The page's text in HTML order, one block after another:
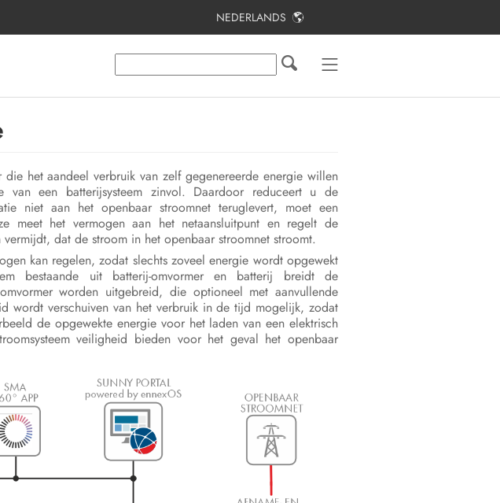
NEDERLANDS
het aandeel verbruik van zelf gegenereerde energie willen
van een batterijsysteem zinvol. Daardoor reduceert u de
niet aan het openbaar stroomnet teruglevert, moet een
meet het vermogen aan het netaansluitpunt en regelt de
dat de stroom in het openbaar stroomnet stroomt.
kan regelen, zodat slechts zoveel energie wordt opgewekt
bestaande uit batterij-omvormer en batterij breidt de
worden uitgebreid, die optioneel met aanvullende
wordt verschuiven van het verbruik in de tijd mogelijk, zodat
de opgewekte energie voor het laden van een elektrisch
veiligheid bieden voor het geval het openbaar
Inhoudsopgave
Oplossing 2: eigenverbruik met
energieopslag en nulteruglevering
Oplossing 3: naderhand uitvoeren
met energieopslag voor
eigenverbruik met nulteruglevering
in bestaande zonnestroominstallaties
Meetwaarden op het netaansluitpunt
instellen